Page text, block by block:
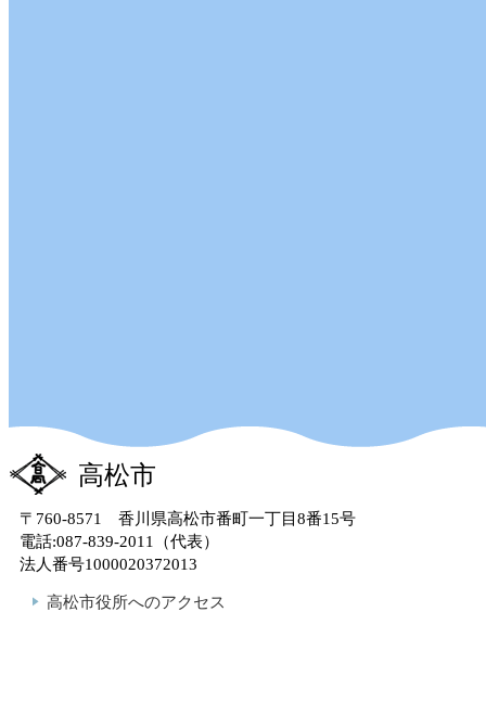
高松市
〒760-8571 香川県高松市番町一丁目8番15号
電話:087-839-2011（代表）
法人番号1000020372013
高松市役所へのアクセス